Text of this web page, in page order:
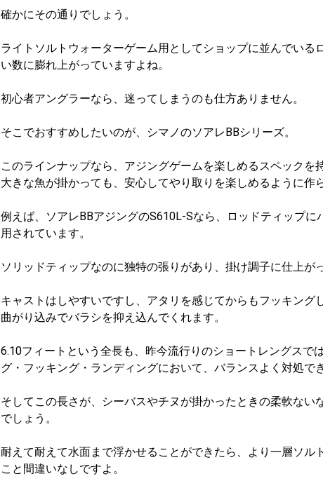
確かにその通りでしょう。
ライトソルトウォーターゲーム用としてショップに並んでいる
い数に膨れ上がっていますよね。
初心者アングラーなら、迷ってしまうのも仕方ありません。
そこでおすすめしたいのが、シマノのソアレBBシリーズ。
このラインナップなら、アジングゲームを楽しめるスペックを
大きな魚が掛かっても、安心してやり取りを楽しめるように作
例えば、ソアレBBアジングのS610L-Sなら、ロッドティップに
用されています。
ソリッドティップなのに独特の張りがあり、掛け調子に仕上が
キャストはしやすいですし、アタリを感じてからもフッキング
曲がり込みでバラシを抑え込んでくれます。
6.10フィートという全長も、昨今流行りのショートレングスで
グ・フッキング・ランディングにおいて、バランスよく対処で
そしてこの長さが、シーバスやチヌが掛かったときの柔軟ない
でしょう。
耐えて耐えて水面まで浮かせることができたら、より一層ソル
こと間違いなしですよ。